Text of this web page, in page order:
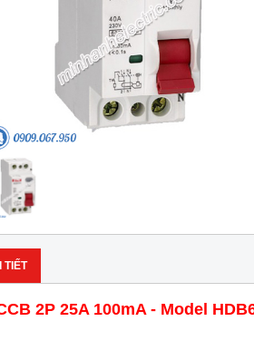
TIẾT
2P 25A 100mA - Model